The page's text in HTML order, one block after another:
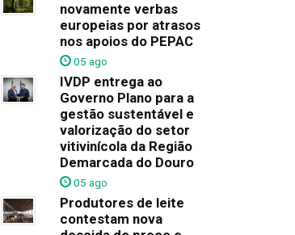
novamente verbas
europeias por atrasos
nos apoios do PEPAC
05 ago
IVDP entrega ao
Governo Plano para a
gestão sustentável e
valorização do setor
vitivinícola da Região
Demarcada do Douro
05 ago
Produtores de leite
contestam nova